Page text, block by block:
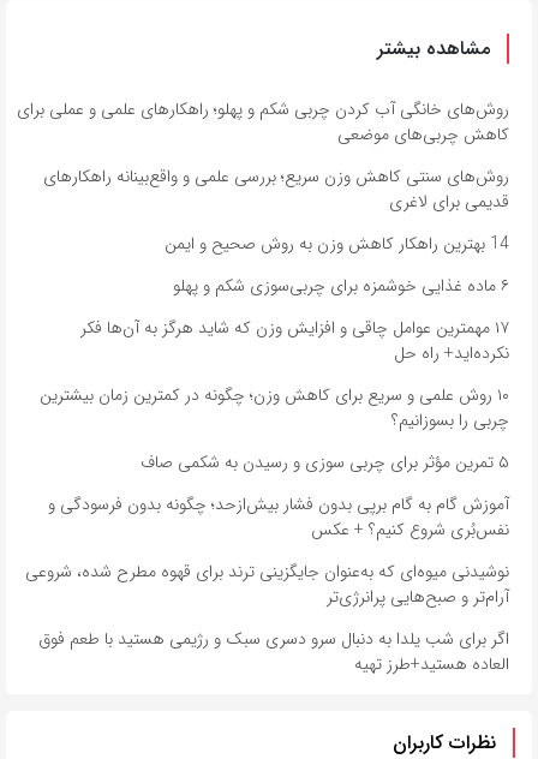
مشاهده بیشتر
روش‌های خانگی آب کردن چربی شکم و پهلو؛ راهکارهای علمی و عملی برای
کاهش چربی‌های موضعی
روش‌های سنتی کاهش وزن سریع؛ بررسی علمی و واقع‌بینانه راهکارهای
قدیمی برای لاغری
14 بهترین راهکار کاهش وزن به روش صحیح و ایمن
۶ ماده غذایی خوشمزه برای چربی‌سوزی شکم و پهلو
۱۷ مهمترین عوامل چاقی و افزایش وزن که شاید هرگز به آن‌ها فکر
نکرده‌اید+ راه حل
۱۰ روش علمی و سریع برای کاهش وزن؛ چگونه در کمترین زمان بیشترین
چربی را بسوزانیم؟
۵ تمرین مؤثر برای چربی سوزی و رسیدن به شکمی صاف
آموزش گام‌ به‌ گام برپی بدون فشار بیش‌ازحد؛ چگونه بدون فرسودگی و
نفس‌بُری شروع کنیم؟ + عکس
نوشیدنی میوه‌ای که به‌عنوان جایگزینی ترند برای قهوه مطرح شده، شروعی
آرام‌تر و صبح‌هایی پرانرژی‌تر
اگر برای شب یلدا به دنبال سرو دسری سبک و رژیمی هستید با طعم فوق
العاده هستید+طرز تهیه
نظرات کاربران